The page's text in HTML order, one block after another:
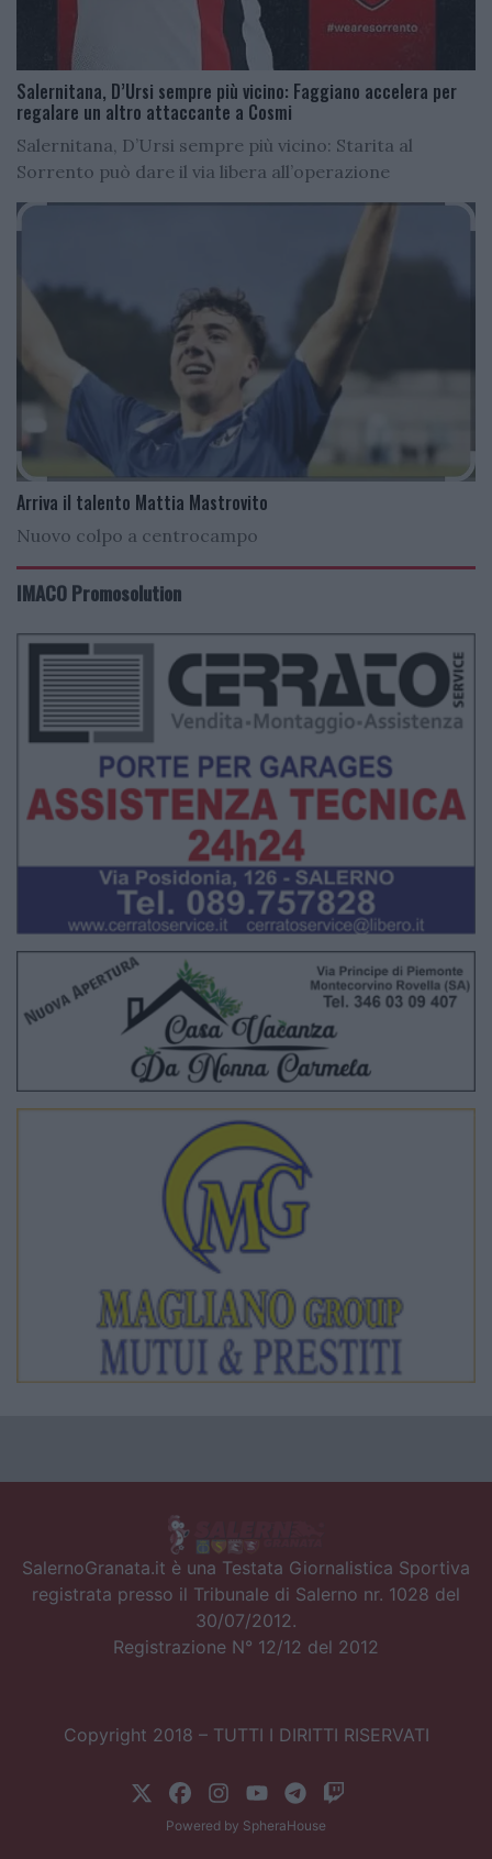
Salernitana, D’Ursi sempre più vicino: Faggiano accelera per
regalare un altro attaccante a Cosmi
Salernitana, D’Ursi sempre più vicino: Starita al
Sorrento può dare il via libera all’operazione
Arriva il talento Mattia Mastrovito
Nuovo colpo a centrocampo
IMACO Promosolution
SalernoGranata.it è una Testata Giornalistica Sportiva
registrata presso il Tribunale di Salerno nr. 1028 del
30/07/2012.
Registrazione N° 12/12 del 2012
Copyright 2018 – TUTTI I DIRITTI RISERVATI
Powered by SpheraHouse